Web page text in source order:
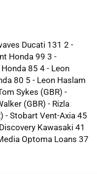
Ducati 131 2 -
Honda 99 3 -
85 4 - Leon
80 5 - Leon Haslam
Sykes (GBR) -
(GBR) - Rizla
- Stobart Vent-Axia 45
Kawasaki 41
Optoma Loans 37